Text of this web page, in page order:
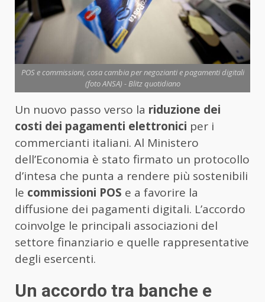
POS e commissioni, cosa cambia per negozianti e pagamenti digitali
(foto ANSA) - Blitz quotidiano
Un nuovo passo verso la riduzione dei
costi dei pagamenti elettronici per i
commercianti italiani. Al Ministero
dell’Economia è stato firmato un protocollo
d’intesa che punta a rendere più sostenibili
le commissioni POS e a favorire la
diffusione dei pagamenti digitali. L’accordo
coinvolge le principali associazioni del
settore finanziario e quelle rappresentative
degli esercenti.
Un accordo tra banche e